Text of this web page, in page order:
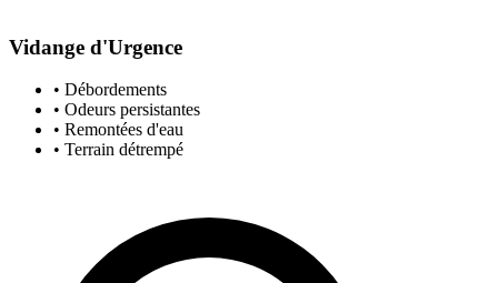
Vidange d'Urgence
• Débordements
• Odeurs persistantes
• Remontées d'eau
• Terrain détrempé